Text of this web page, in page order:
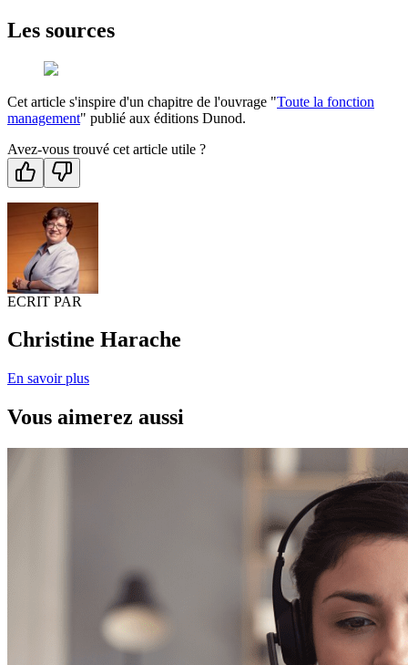
Les sources
Cet article s'inspire d'un chapitre de l'ouvrage "Toute la fonction
management" publié aux éditions Dunod.
Avez-vous trouvé cet article utile ?
ECRIT PAR
Christine Harache
En savoir plus
Vous aimerez aussi